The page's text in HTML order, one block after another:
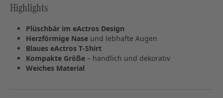
Highlights
Plüschbär im eActros Design
Herzförmige Nase und lebhafte Augen
Blaues eActros T‑Shirt
Kompakte Größe – handlich und dekorativ
Weiches Material